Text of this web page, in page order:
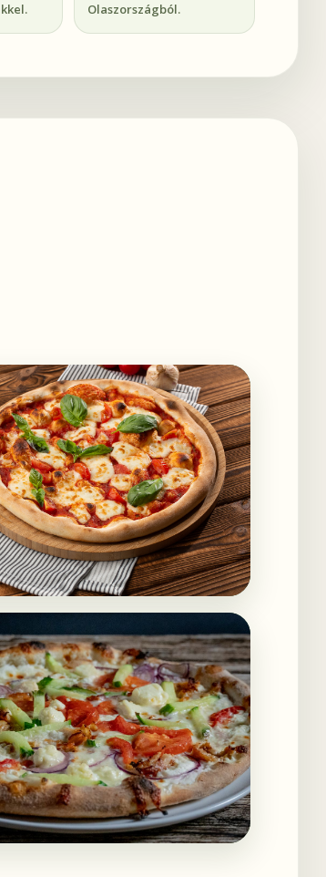
Olaszországból.